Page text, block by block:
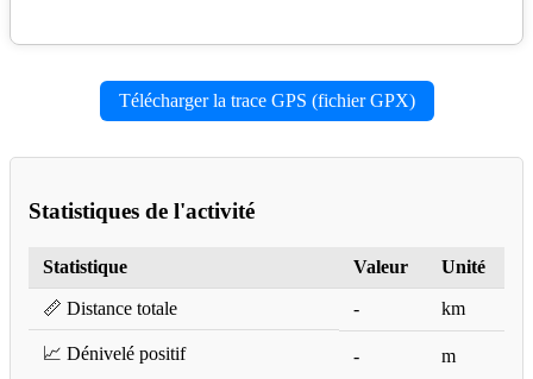
Télécharger la trace GPS (fichier GPX)
Statistiques de l'activité
Statistique Valeur Unité
📏 Distance totale - km
📈 Dénivelé positif - m